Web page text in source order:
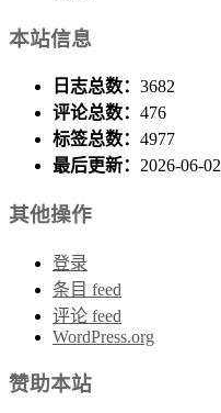
本站信息
日志总数： 3682
评论总数： 476
标签总数： 4977
最后更新： 2026-06-02
其他操作
登录
条目 feed
评论 feed
WordPress.org
赞助本站